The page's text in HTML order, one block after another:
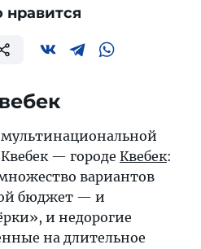
нравится
— городе Квебек:
вариантов
бюджет — и
и недорогие
на длительное